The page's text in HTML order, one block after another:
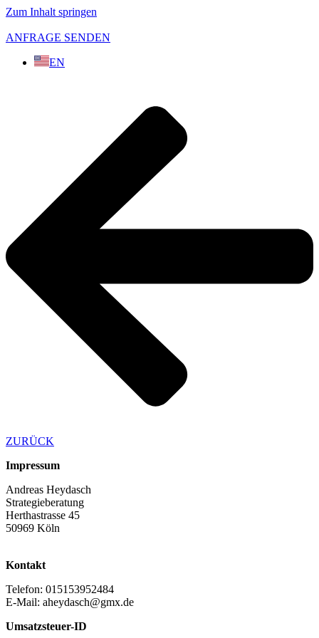
Zum Inhalt springen
ANFRAGE SENDEN
EN
ZURÜCK
Impressum
Andreas Heydasch
Strategieberatung
Herthastrasse 45
50969 Köln
Kontakt
Telefon: 015153952484
E-Mail: aheydasch@gmx.de
Umsatzsteuer-ID